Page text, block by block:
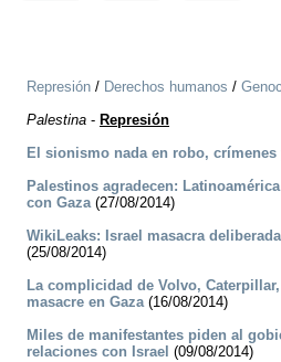
Represión / Derechos humanos /
Palestina - Represión
El sionismo nada en robo,
Palestinos agradecen:
con Gaza(27/08/2014)
WikiLeaks: Israel masacra
(25/08/2014)
La complicidad de Volvo,
masacre en Gaza(16/08/2014)
Miles de manifestantes piden al
relaciones con Israel (09/08/2014)